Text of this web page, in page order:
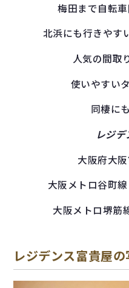
梅田まで自転
北浜にも行きやす
人気の間取
使いやすい
同棲に
レジ
大阪府大
大阪メトロ谷町
大阪メトロ堺筋
レジデンス富貴屋